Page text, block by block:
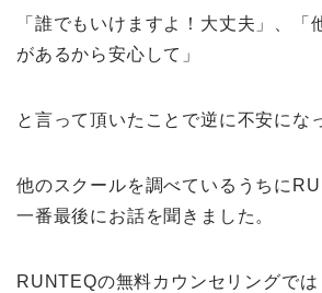
「誰でもいけますよ！大丈夫」、「
があるから安心して」
と言って頂いたことで逆に不安にな
他のスクールを調べているうちに
一番最後にお話を聞きました。
RUNTEQの無料カウンセリングで